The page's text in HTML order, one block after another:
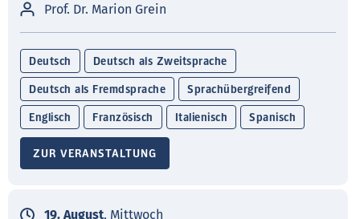
Prof. Dr. Marion Grein
Deutsch Deutsch als Zweitsprache
Deutsch als Fremdsprache Sprachübergreifend
Englisch Französisch Italienisch Spanisch
ZUR VERANSTALTUNG
19. August, Mittwoch